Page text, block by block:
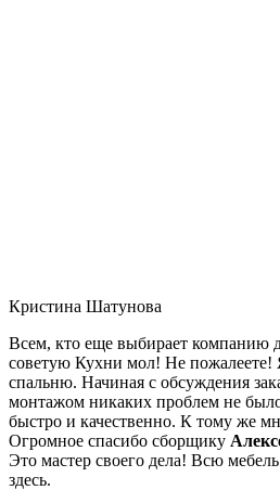
Кристина Шатунова
Всем, кто еще выбирает компанию
советую Кухни мол! Не пожалеете!
спальню. Начиная с обсуждения
монтажом никаких проблем не
быстро и качественно. К тому же
Огромное спасибо сборщику
Это мастер своего дела! Всю мебель
здесь.